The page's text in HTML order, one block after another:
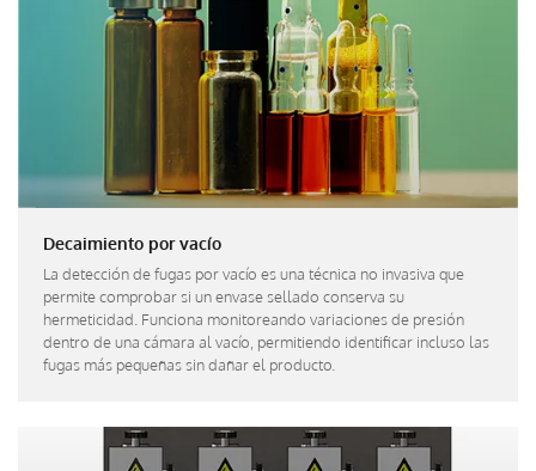
Decaimiento por vacío
La detección de fugas por vacío es una técnica no invasiva que
permite comprobar si un envase sellado conserva su
hermeticidad. Funciona monitoreando variaciones de presión
dentro de una cámara al vacío, permitiendo identificar incluso las
fugas más pequeñas sin dañar el producto.